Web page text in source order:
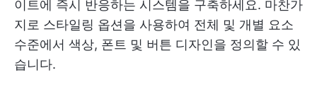
이트에 즉시 반응하는 시스템을 구축하세요. 마찬가
지로 스타일링 옵션을 사용하여 전체 및 개별 요소
수준에서 색상, 폰트 및 버튼 디자인을 정의할 수 있
습니다.